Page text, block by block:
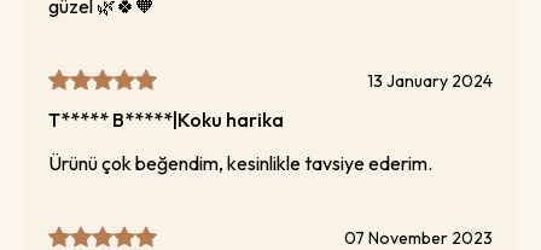
güzel 🌿🍀🧡
13 January 2024
T***** B***** Koku harika
Ürünü çok beğendim, kesinlikle tavsiye ederim.
07 November 2023